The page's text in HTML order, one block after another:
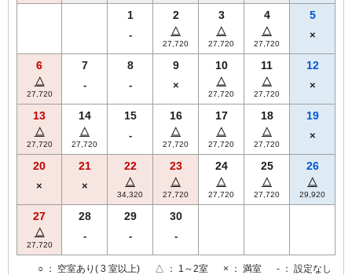
1
-
2
△
27,720
3
△
27,720
4
△
27,720
5
×
6
△
27,720
7
-
8
-
9
×
10
△
27,720
11
△
27,720
12
×
13
△
27,720
14
△
27,720
15
-
16
△
27,720
17
△
27,720
18
△
27,720
19
×
20
×
21
×
22
△
34,320
23
△
27,720
24
△
27,720
25
△
27,720
26
△
29,920
27
△
27,720
28
-
29
-
30
-
○ ： 空室あり( 3 室以上) △ ： 1～2室 × ： 満室 - ： 設定なし